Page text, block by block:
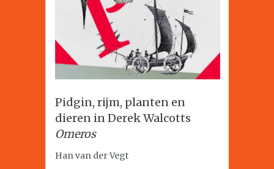
Pidgin, rijm, planten en
dieren in Derek Walcotts
Omeros
Han van der Vegt